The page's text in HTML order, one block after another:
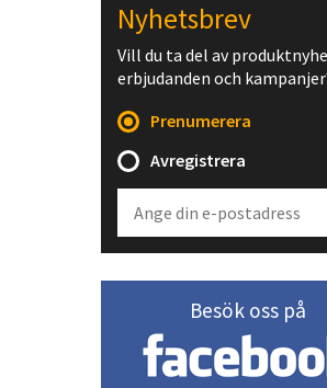
Nyhetsbrev
Vill du ta del av
erbjudanden och
Prenumerera
Avregistrera
Besök oss på